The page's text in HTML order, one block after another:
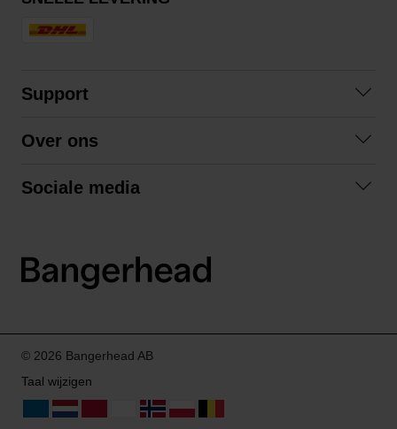
Support
Algemene voorwaarden
Over ons
Sociale media
LinkedIn
© 2026 Bangerhead AB
Taal wijzigen